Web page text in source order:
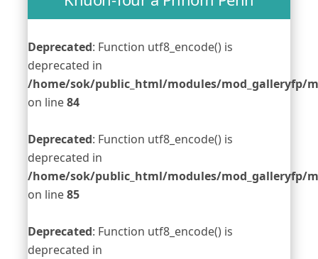
Deprecated: Function utf8_encode() is
deprecated in
/home/sok/public_html/modules/mod_galleryfp/
on line84
Deprecated: Function utf8_encode() is
deprecated in
/home/sok/public_html/modules/mod_galleryfp/
on line85
Deprecated: Function utf8_encode() is
deprecated in